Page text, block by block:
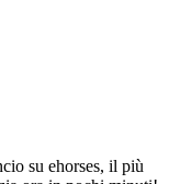
su ehorses, il più